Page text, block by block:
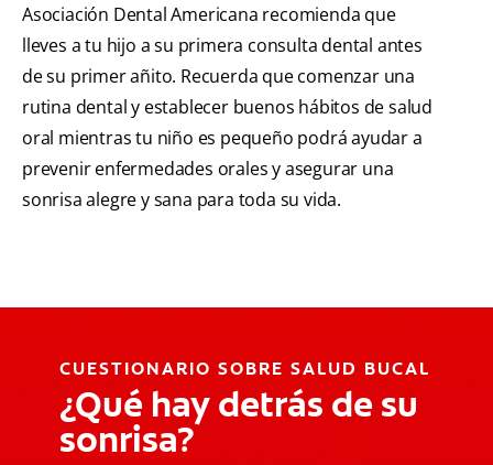
Asociación Dental Americana recomienda que
lleves a tu hijo a su primera consulta dental antes
de su primer añito. Recuerda que comenzar una
rutina dental y establecer buenos hábitos de salud
oral mientras tu niño es pequeño podrá ayudar a
prevenir enfermedades orales y asegurar una
sonrisa alegre y sana para toda su vida.
CUESTIONARIO SOBRE SALUD BUCAL
¿Qué hay detrás de su
sonrisa?